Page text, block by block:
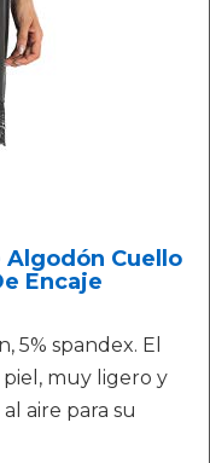
Cuello
Encaje
5% spandex. El
muy ligero y
aire para su